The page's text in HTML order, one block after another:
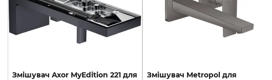
Змішувач Axor MyEdition 221 для
Змішувач Metropol для